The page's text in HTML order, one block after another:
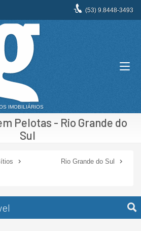
(53) 9.8448-3493
Pelotas - Rio Grande do
Sul
Rio Grande do Sul